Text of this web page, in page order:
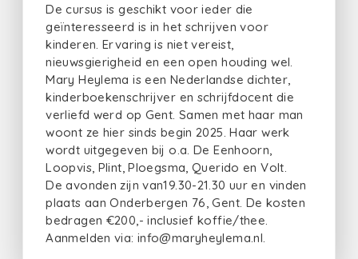
De cursus is geschikt voor ieder die
geïnteresseerd is in het schrijven voor
kinderen. Ervaring is niet vereist,
nieuwsgierigheid en een open houding wel.
Mary Heylema is een Nederlandse dichter,
kinderboekenschrijver en schrijfdocent die
verliefd werd op Gent. Samen met haar man
woont ze hier sinds begin 2025. Haar werk
wordt uitgegeven bij o.a. De Eenhoorn,
Loopvis, Plint, Ploegsma, Querido en Volt.
De avonden zijn van19.30-21.30 uur en vinden
plaats aan Onderbergen 76, Gent. De kosten
bedragen €200,- inclusief koffie/thee.
Aanmelden via: info@maryheylema.nl.